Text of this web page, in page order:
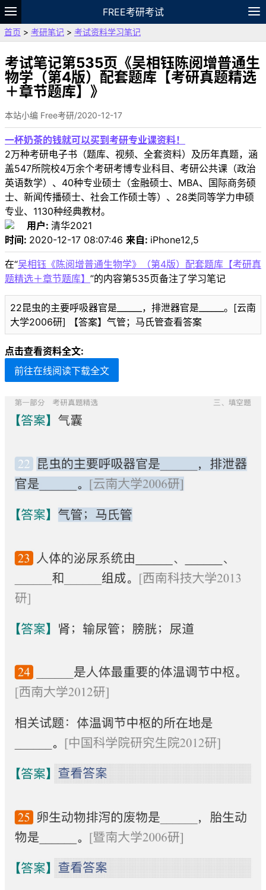
FREE考研考试
题库
故事 专题 APP
VIP
资料
首页 > 考研笔记 > 考试资料学习笔记
考试笔记第535页《吴相钰陈阅增普通生
物学（第4版）配套题库【考研真题精选
＋章节题库】》
本站小编 Free考研/2020-12-17
一杯奶茶的钱就可以买到考研专业课资料！
2万种考研电子书（题库、视频、全套资料）及历年真题，涵
盖547所院校4万余个考研考博专业科目、考研公共课（政治
英语数学）、40种专业硕士（金融硕士、MBA、国际商务硕
士、新闻传播硕士、社会工作硕士等）、28类同等学力申硕
专业、1130种经典教材。
用户: 清华2021
时间: 2020-12-17 08:07:46 来自: iPhone12,5
在“吴相钰《陈阅增普通生物学》（第4版）配套题库【考研真
题精选＋章节题库】 ”的内容第535页备注了学习笔记
22昆虫的主要呼吸器官是______，排泄器官是______。[云南
大学2006研] 【答案】气管；马氏管查看答案
点击查看资料全文:
前往在线阅读下载全文